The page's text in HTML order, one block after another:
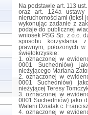
Na podstawie art. 113
oraz art. 124a
nieruchomościami (tekst
wykonując zadanie z
podaje do publicznej
wniosek PSG Sp. z o.o.
sposobu korzystania
prawnym, położonych
świętokrzyskie:
1. oznaczonej w
0001 Suchedniów)
nieżyjącego Mariana
2. oznaczonej w
0001 Suchedniów)
nieżyjącej Teresy
3. oznaczonej w
0001 Suchedniów) jako
Walerii Działak c.
4. oznaczonej w